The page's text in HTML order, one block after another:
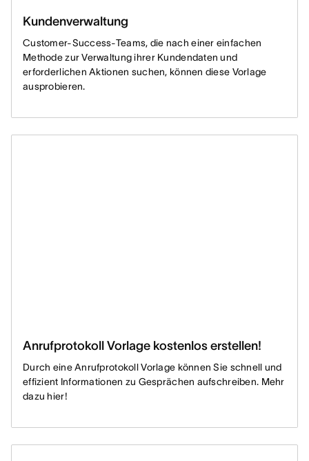
Kundenverwaltung
Customer-Success-Teams, die nach einer einfachen
Methode zur Verwaltung ihrer Kundendaten und
erforderlichen Aktionen suchen, können diese Vorlage
ausprobieren.
Anrufprotokoll Vorlage kostenlos erstellen!
Durch eine Anrufprotokoll Vorlage können Sie schnell und
effizient Informationen zu Gesprächen aufschreiben. Mehr
dazu hier!